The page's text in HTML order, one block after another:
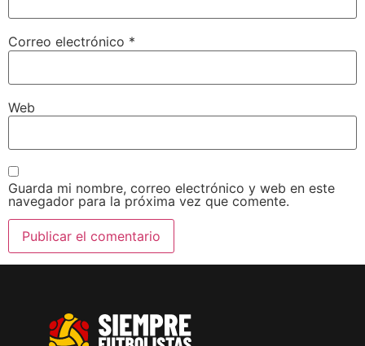
Correo electrónico *
Web
Guarda mi nombre, correo electrónico y web en este
navegador para la próxima vez que comente.